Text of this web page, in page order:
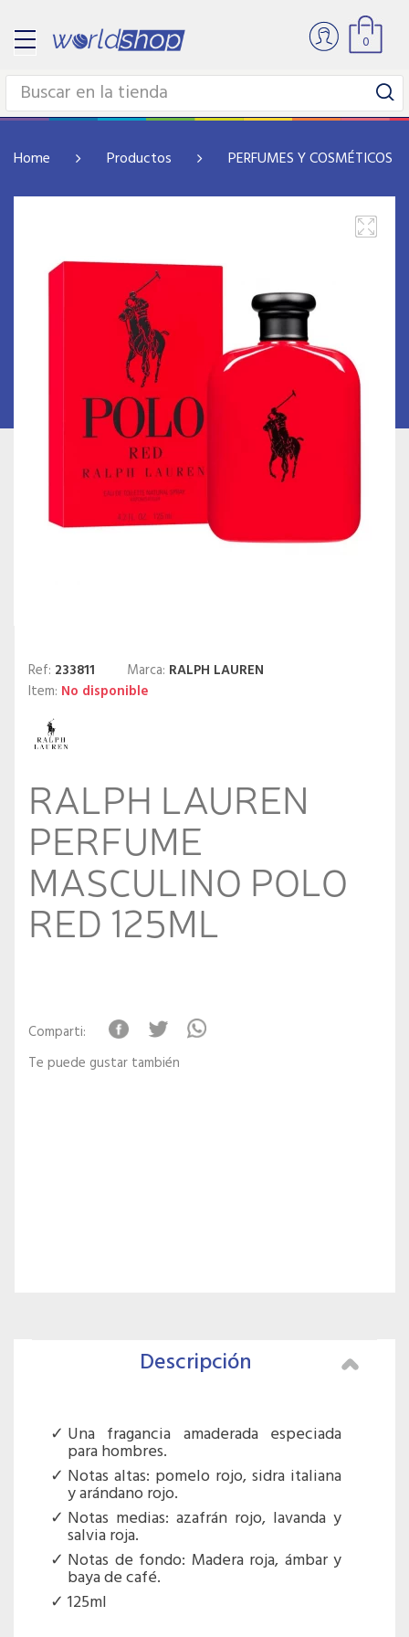
0
Home Productos PERFUMES Y COSMÉTICOS
Ref: 233811 Marca: RALPH LAUREN
Item: No disponible
RALPH LAUREN
PERFUME
MASCULINO POLO
RED 125ML
Comparti:
Te puede gustar también
Descripción
Una fragancia amaderada especiada
para hombres.
Notas altas: pomelo rojo, sidra italiana
y arándano rojo.
Notas medias: azafrán rojo, lavanda y
salvia roja.
Notas de fondo: Madera roja, ámbar y
baya de café.
125ml